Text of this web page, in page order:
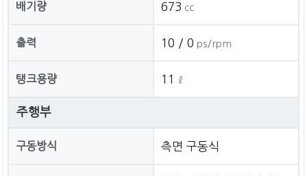
배기량 673 cc
출력 10 / 0 ps/rpm
탱크용량 11 ℓ
주행부
구동방식 측면 구동식